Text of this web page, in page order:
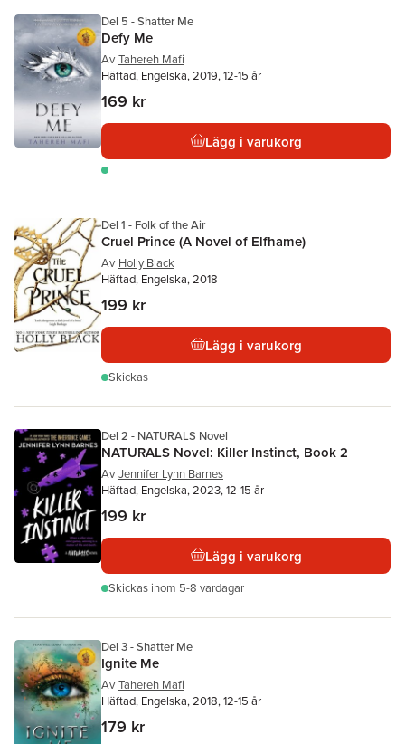
Del 5 - Shatter Me
Defy Me
Av Tahereh Mafi
Häftad, Engelska, 2019, 12-15 år
169 kr
Lägg i varukorg
Del 1 - Folk of the Air
Cruel Prince (A Novel of Elfhame)
Av Holly Black
Häftad, Engelska, 2018
199 kr
Lägg i varukorg
Skickas
Del 2 - NATURALS Novel
NATURALS Novel: Killer Instinct, Book 2
Av Jennifer Lynn Barnes
Häftad, Engelska, 2023, 12-15 år
199 kr
Lägg i varukorg
Skickas inom 5-8 vardagar
Del 3 - Shatter Me
Ignite Me
Av Tahereh Mafi
Häftad, Engelska, 2018, 12-15 år
179 kr